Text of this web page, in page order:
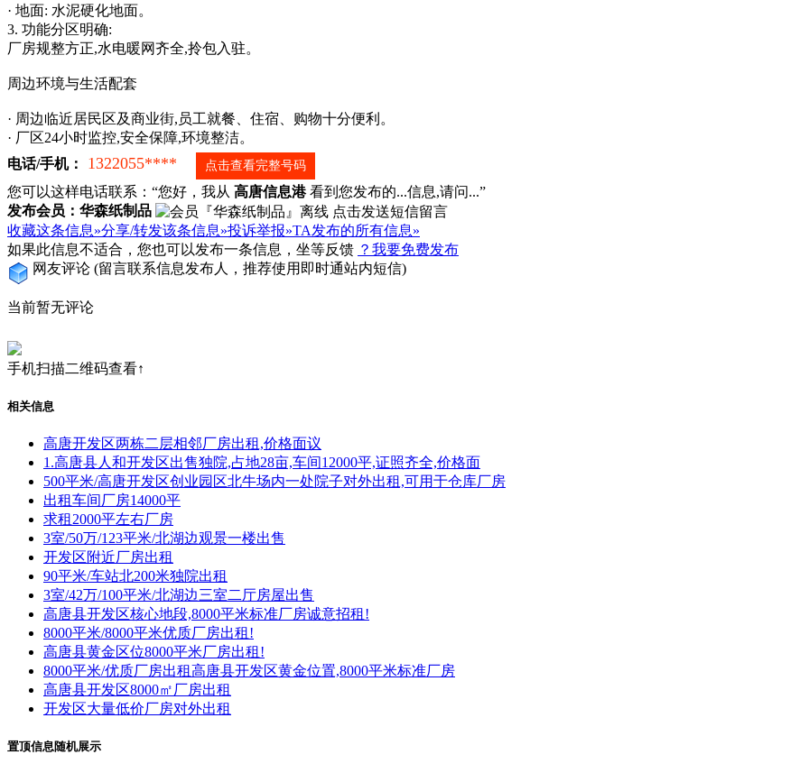
· 地面: 水泥硬化地面。
3. 功能分区明确:
厂房规整方正,水电暖网齐全,拎包入驻。
周边环境与生活配套
· 周边临近居民区及商业街,员工就餐、住宿、购物十分便利。
· 厂区24小时监控,安全保障,环境整洁。
电话/手机：
1322055**** 点击查看完整号码
您可以这样电话联系：“您好，我从 高唐信息港看到您发布的...信息,请问...”
发布会员：华森纸制品
收藏这条信息»分享/转发该条信息»投诉举报»TA发布的所有信息»
如果此信息不适合，您也可以发布一条信息，坐等反馈 ？我要免费发布
网友评论 (留言联系信息发布人，推荐使用即时通站内短信)
当前暂无评论
手机扫描二维码查看↑
相关信息
高唐开发区两栋二层相邻厂房出租,价格面议
1.高唐县人和开发区出售独院,占地28亩,车间12000平,证照齐全,价格面
500平米/高唐开发区创业园区北牛场内一处院子对外出租,可用于仓库厂房
出租车间厂房14000平
求租2000平左右厂房
3室/50万/123平米/北湖边观景一楼出售
开发区附近厂房出租
90平米/车站北200米独院出租
3室/42万/100平米/北湖边三室二厅房屋出售
高唐县开发区核心地段,8000平米标准厂房诚意招租!
8000平米/8000平米优质厂房出租!
高唐县黄金区位8000平米厂房出租!
8000平米/优质厂房出租高唐县开发区黄金位置,8000平米标准厂房
高唐县开发区8000㎡厂房出租
开发区大量低价厂房对外出租
置顶信息随机展示